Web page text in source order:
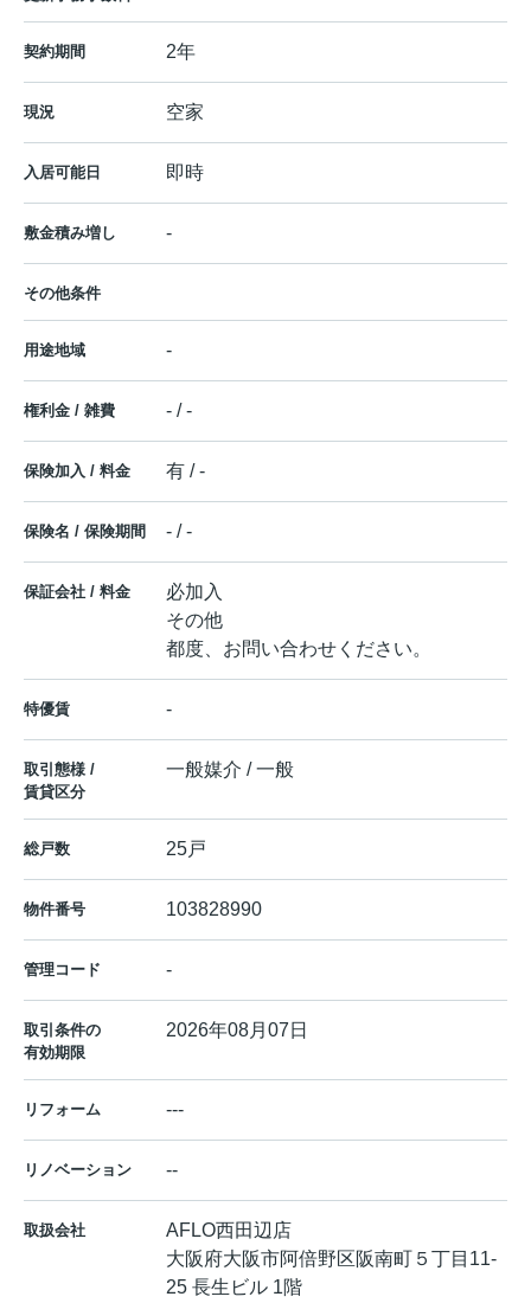
契約期間 2年
現況 空家
入居可能日 即時
敷金積み増し -
その他条件
用途地域 -
権利金 / 雑費 - / -
保険加入 / 料金 有 / -
保険名 / 保険期間 - / -
保証会社 / 料金
必加入
その他
都度、お問い合わせください。
特優賃 -
取引態様 /
賃貸区分
一般媒介 / 一般
総戸数 25戸
物件番号 103828990
管理コード -
取引条件の
有効期限
2026年08月07日
リフォーム ---
リノベーション --
取扱会社
AFLO西田辺店
大阪府大阪市阿倍野区阪南町５丁目11-
25 長生ビル 1階